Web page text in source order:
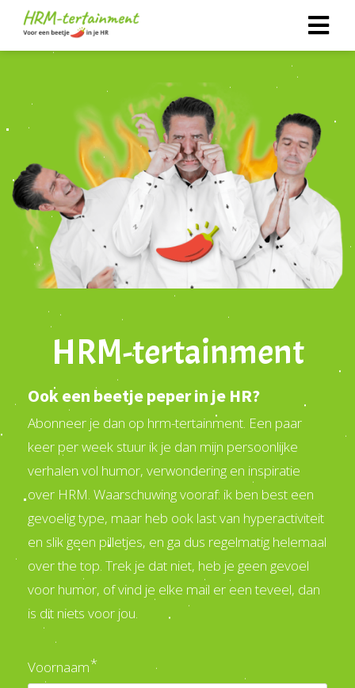
HRM-tertainment
Ook een beetje peper in je HR?
Abonneer je dan op hrm-tertainment. Een paar
keer per week stuur ik je dan mijn persoonlijke
verhalen vol humor, verwondering en inspiratie
over HRM. Waarschuwing vooraf: ik ben best een
gevoelig type, maar heb ook last van hyperactiviteit
en slik geen pilletjes, en ga dus regelmatig helemaal
over the top. Trek je dat niet, heb je geen gevoel
voor humor, of vind je elke mail er een teveel, dan
is dit niets voor jou.
Voornaam*